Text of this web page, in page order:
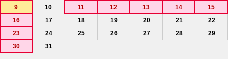
9
10 11 12 13 14
15
16
17 18 19 20 21
22
23
24 25 26 27 28
29
30
31